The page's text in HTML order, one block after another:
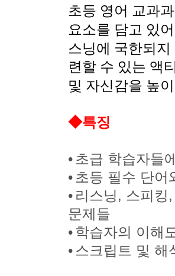
초등 영어 교과
요소를 담고 있
스닝에 국한되
련할 수 있는 액
및 자신감을 높
◆특징
• 초급 학습자들
• 초등 필수 단어
• 리스닝, 스피킹
문제들
• 학습자의 이해
• 스크립트 및 해